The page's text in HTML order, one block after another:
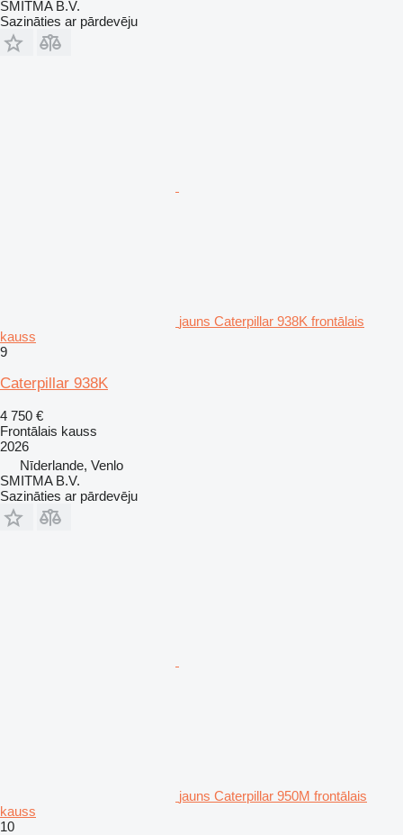
SMITMA B.V.
Sazināties ar pārdevēju
jauns Caterpillar 938K frontālais
kauss
9
Caterpillar 938K
4 750 €
Frontālais kauss
2026
Nīderlande, Venlo
SMITMA B.V.
Sazināties ar pārdevēju
jauns Caterpillar 950M frontālais
kauss
10